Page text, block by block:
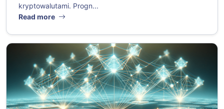
kryptowalutami. Progn...
Read more